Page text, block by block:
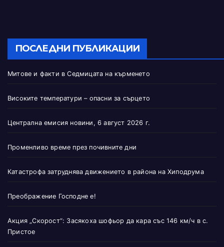
ПОСЛЕДНИ ПУБЛИКАЦИИ
Митове и факти в Седмицата на кърменето
Високите температури – опасни за сърцето
Централна емисия новини, 6 август 2026 г.
Променливо време през почивните дни
Катастрофа затруднява движението в района на Хиподрума
Преображение Господне е!
Акция „Скорост“: Засякоха шофьор да кара със 146 км/ч в с.
Пристое